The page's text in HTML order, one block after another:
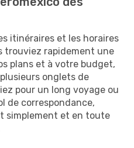
itinéraires et les horaires
trouviez rapidement une
plans et à votre budget,
onglets de
pour un long voyage ou
de correspondance,
simplement et en toute